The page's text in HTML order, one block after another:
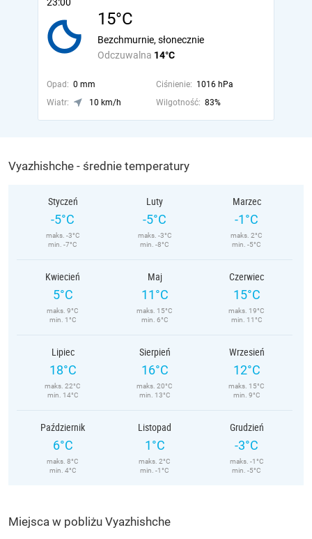
15°C
Odczuwalna 14°C
Bezchmurnie, słonecznie
Opad: 0 mm Ciśnienie: 1016 hPa
Wiatr:
10 km/h Wilgotność: 83%
Vyazhishche - średnie temperatury
Styczeń
-5°C
maks. -3°C
min. -7°C
Luty
-5°C
maks. -3°C
min. -8°C
Marzec
-1°C
maks. 2°C
min. -5°C
Kwiecień
5°C
maks. 9°C
min. 1°C
Maj
11°C
maks. 15°C
min. 6°C
Czerwiec
15°C
maks. 19°C
min. 11°C
Lipiec
18°C
maks. 22°C
min. 14°C
Sierpień
16°C
maks. 20°C
min. 13°C
Wrzesień
12°C
maks. 15°C
min. 9°C
Październik
6°C
maks. 8°C
min. 4°C
Listopad
1°C
maks. 2°C
min. -1°C
Grudzień
-3°C
maks. -1°C
min. -5°C
Miejsca w pobliżu Vyazhishche